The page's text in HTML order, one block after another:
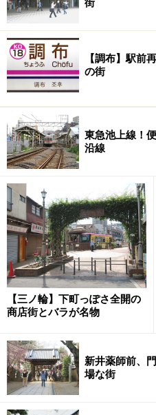
さらに、注目したいのは今
ープンしている、保育施設
どもを預けて出勤できたり
に立ち寄れるという利便性
イフサポート関連の施設が
さらに各地に増えていくこ
【関連リンク】
エキュート立川
各地で駅ビルをリニ
駅ナカ、駅直結の商業施設
【調布】駅前
の街
東急池上線！
沿線
【三ノ輪】下町っぽさ全開の
商店街とバラが名物
新井薬師前、
場な街